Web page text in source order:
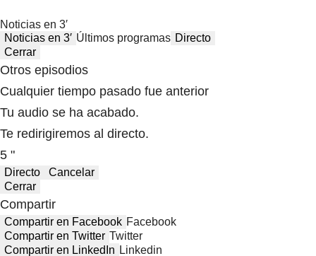
Noticias en 3′
Noticias en 3′ Últimos programas Directo
Cerrar
Otros episodios
Cualquier tiempo pasado fue anterior
Tu audio se ha acabado.
Te redirigiremos al directo.
5 "
Directo
Cancelar
Cerrar
Compartir
Compartir en Facebook Facebook
Compartir en Twitter Twitter
Compartir en LinkedIn Linkedin